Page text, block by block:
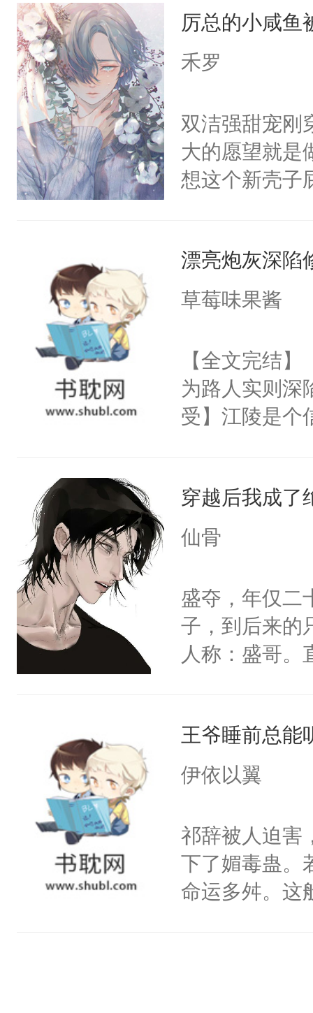
本来只想成家
只对他温柔。
至恶鬼神×冷
只为你，守尽
你，才拥有家
人×最强鬼神
妄。当他看到
白，这一切终
子，门下所有
杀了同为魔道
绝于师门前。
了当年。回到
道吗？大师兄
二师兄了。乙
忘记了对二师
会给大师兄
现言烬就站在
静。这一世，
才任由受自毁
中有穿越者！
厉总的小咸鱼
禾罗
双洁强甜宠刚
大的愿望就是
想这个新壳子
叫着叫着他就
像条大型犬一
房！”被先后
眼。小破孩儿
不过是问其他
会不会惨叫就
爸最近心情不
好。”还有什
然醒更感人的
在门外的男人
起，“老公给
漂亮炮灰深陷
草莓味果酱
【全文完结
为路人实则深
受】江陵是个
将来，他的室
大佬的狂热追
是只存在两
想霸王硬上弓
了改变命运
剧情。然而莫
容嗜血，银色
小奴隶。帝
困于怀中：从
到底选哪个。
不抱住主角受
a的清冷主角
穿越后我成了
仙骨
盛夺，年仅二
子，到后来的
人称：盛哥。
种没有兽化能
一个称呼——
王爷睡前总能
伊依以翼
祁辞被人迫害
下了媚毒蛊。
命运多舛。这